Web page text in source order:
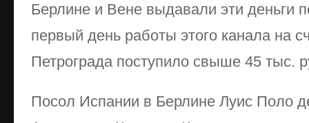
Берлине и Вене выдавали эти деньги
первый день работы этого канала на
Петрограда поступило свыше 45 тыс.
Посол Испании в Берлине Луис Поло